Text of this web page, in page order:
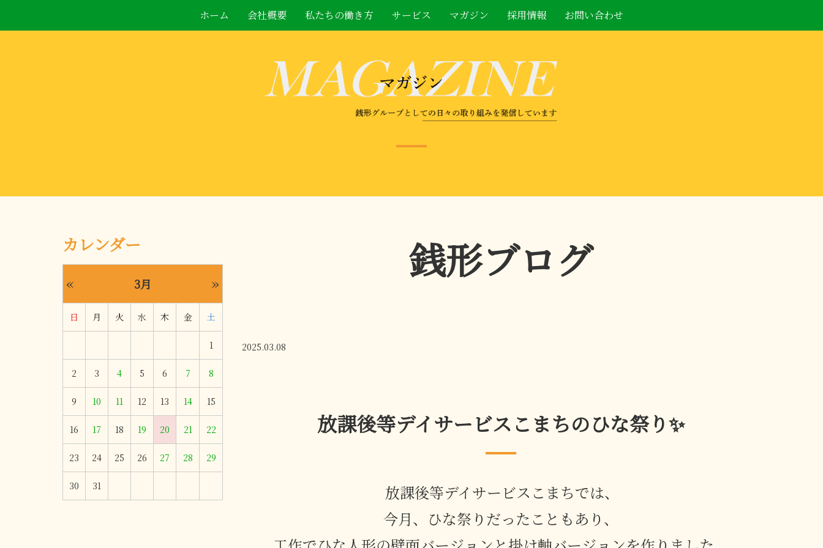
ホーム 会社概要 私たちの働き方 サービス マガジン 採用情報 お問い合わせ
カレンダー
« 3月 »
日 月 火 水 木 金 土
1
2 3 4 5 6 7 8
9 10 11 12 13 14 15
16 17 18 19 20 21 22
23 24 25 26 27 28 29
30 31
銭形ブログ
2025.03.08
放課後等デイサービスこまちのひな祭り✨
放課後等デイサービスこまちでは、
今月、ひな祭りだったこともあり、